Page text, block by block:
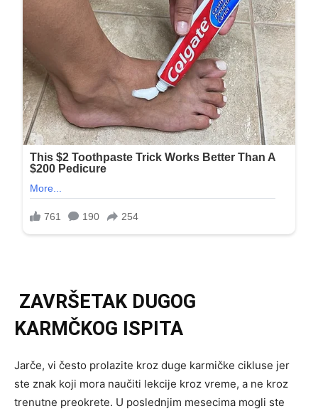
ZAVRŠETAK DUGOG
KARMČKOG ISPITA
Jarče, vi često prolazite kroz duge karmičke cikluse jer
ste znak koji mora naučiti lekcije kroz vreme, a ne kroz
trenutne preokrete. U poslednjim mesecima mogli ste